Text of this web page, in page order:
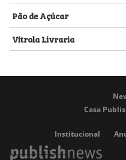
Pão de Açúcar
Vitrola Livraria
Casa
Institucional